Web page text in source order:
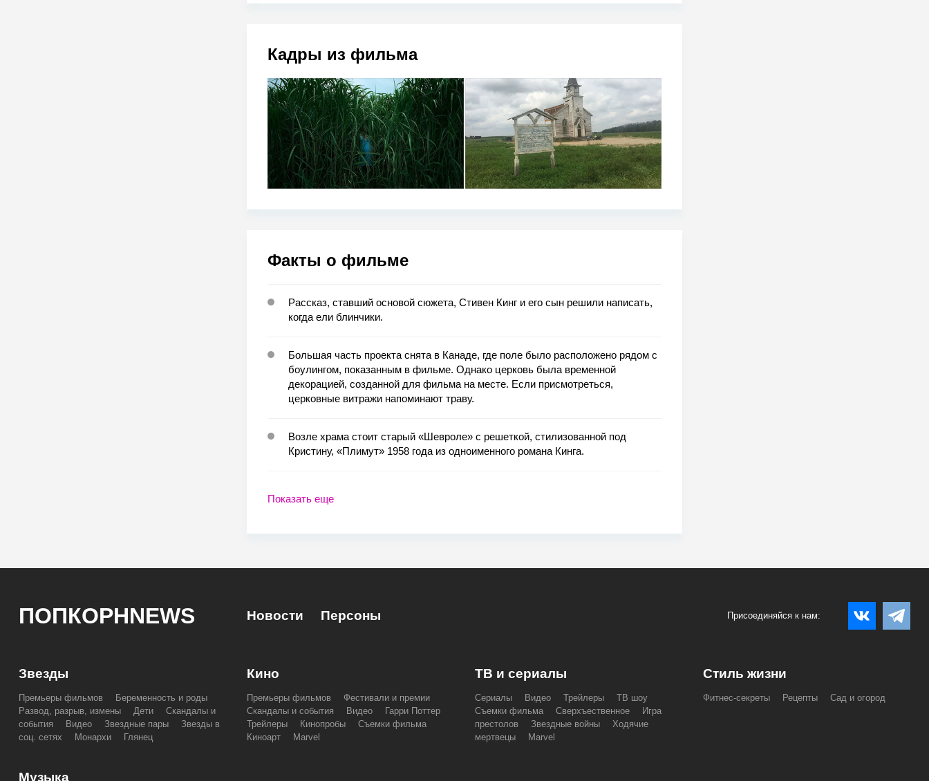
Кадры из фильма
Факты о фильме
Рассказ, ставший основой сюжета, Стивен Кинг и его сын решили написать,
когда ели блинчики.
Большая часть проекта снята в Канаде, где поле было расположено рядом с
боулингом, показанным в фильме. Однако церковь была временной
декорацией, созданной для фильма на месте. Если присмотреться,
церковные витражи напоминают траву.
Возле храма стоит старый «Шевроле» с решеткой, стилизованной под
Кристину, «Плимут» 1958 года из одноименного романа Кинга.
Показать еще
ПОПКОРНNEWS Новости Персоны Присоединяйся к нам:
Звезды
Премьеры фильмов
Беременность и роды
Развод, разрыв, измены
Дети
Скандалы и
события
Видео Звездные пары
Звезды в
соц. сетях
Монархи Глянец
Кино
Премьеры фильмов
Фестивали и премии
Скандалы и события
Видео
Гарри Поттер
Трейлеры
Кинопробы
Съемки фильма
Киноарт
Marvel
ТВ и сериалы
Сериалы Видео Трейлеры
ТВ шоу
Съемки фильма
Сверхъественное
Игра
престолов
Звездные войны
Ходячие
мертвецы
Marvel
Стиль жизни
Фитнес-секреты Рецепты Сад и огород
Музыка